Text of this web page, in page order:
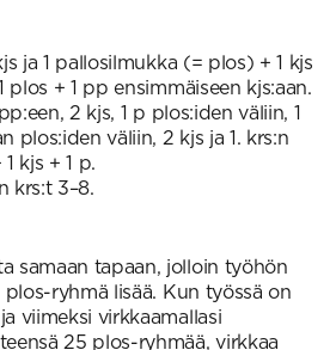
ja 1 pallosilmukka (= plos) + 1 kjs
plos + 1 pp ensimmäiseen kjs:aan.
2 kjs, 1 p plos:iden väliin, 1
plos:iden väliin, 2 kjs ja 1. krs:n
kjs + 1 p.
krs:t 3–8.
samaan tapaan, jolloin työhön
plos-ryhmä lisää. Kun työssä on
viimeksi virkkaamallasi
25 plos-ryhmää, virkkaa